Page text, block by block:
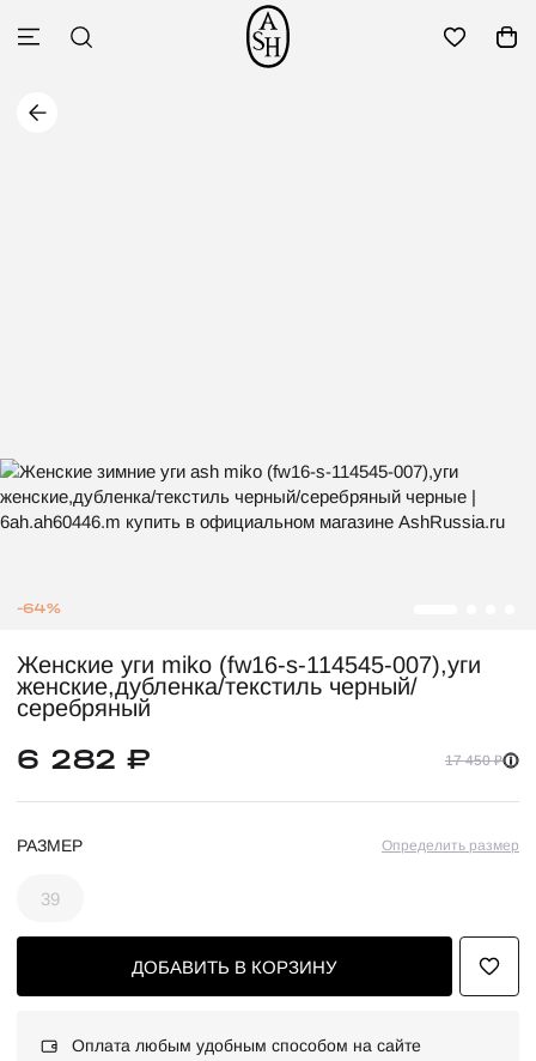
-64%
Женские уги miko (fw16-s-114545-007),уги
женские,дубленка/текстиль черный/
серебряный
6 282 ₽ 17 450 ₽
РАЗМЕР Определить размер
39
ДОБАВИТЬ В КОРЗИНУ
Оплата любым удобным способом на сайте